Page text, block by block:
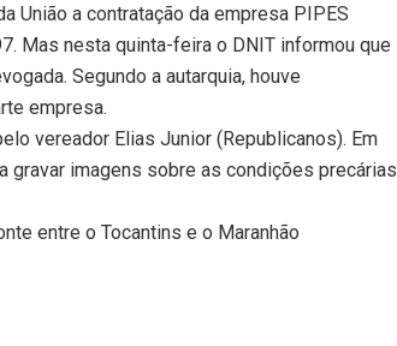
União a contratação da empresa PIPES
Mas nesta quinta-feira o DNIT informou que
Segundo a autarquia, houve
empresa.
vereador Elias Junior (Republicanos). Em
gravar imagens sobre as condições precárias
entre o Tocantins e o Maranhão